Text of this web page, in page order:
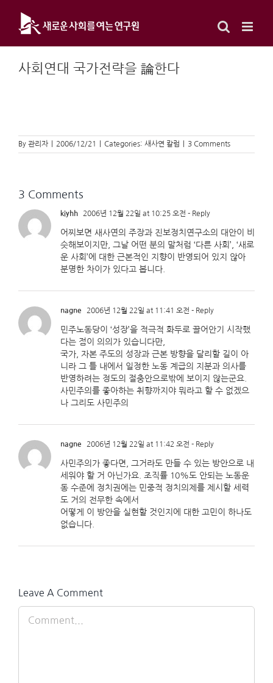
content
사회연대 국가전략을 論한다
By 관리자 2006/12/21 Categories: 새사연 칼럼 3 Comments
3 Comments
kiyhh 2006년 12월 22일 at 10:25 오전 - Reply
어찌보면 새사연의 주장과 진보정치연구소의 대안이 비
슷해보이지만, 그날 어떤 분의 말처럼 ‘다른 사회’, ‘새로
운 사회’에 대한 근본적인 지향이 반영되어 있지 않아
분명한 차이가 있다고 봅니다.
nagne 2006년 12월 22일 at 11:41 오전 - Reply
민주노동당이 ‘성장’을 적극적 화두로 끌어안기 시작했
다는 점이 의의가 있습니다만,
국가, 자본 주도의 성장과 근본 방향을 달리할 길이 아
니라 그 틀 내에서 일정한 노동 계급의 지분과 의사를
반영하려는 정도의 절충안으로밖에 보이지 않는군요.
사민주의를 좋아하는 취향까지야 뭐라고 할 수 없겠으
나 그리도 사민주의
nagne 2006년 12월 22일 at 11:42 오전 - Reply
사민주의가 좋다면, 그거라도 만들 수 있는 방안으로 내
세워야 할 거 아닌가요. 조직률 10%도 안되는 노동운
동 수준에 정치권에는 민중적 정치의제를 제시할 세력
도 거의 전무한 속에서
어떻게 이 방안을 실현할 것인지에 대한 고민이 하나도
없습니다.
Leave A Comment